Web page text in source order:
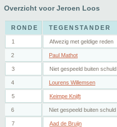
Overzicht voor Jeroen Loos
RONDE TEGENSTANDER
1 Afwezig met geldige reden
2 Paul Mathot
3 Niet gespeeld buiten schuld
4 Lourens Willemsen
5 Keimpe Knijft
6 Niet gespeeld buiten schuld
7 Aad de Bruijn